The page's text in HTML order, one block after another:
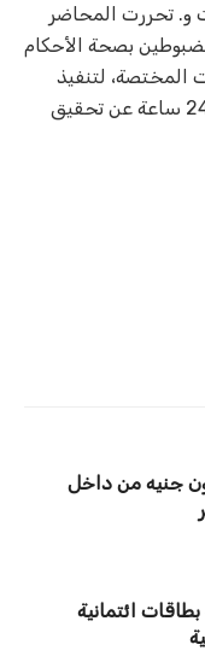
و. تحررت المحاضر
بصحة الأحكام
المختصة، لتنفيذ
الأحكام الصادرة بحقهم وأسفرت خلال 24 ساعة عن تحقيق
المتهم بسرقة 2 مليون جنيه من داخل
ائتمانية